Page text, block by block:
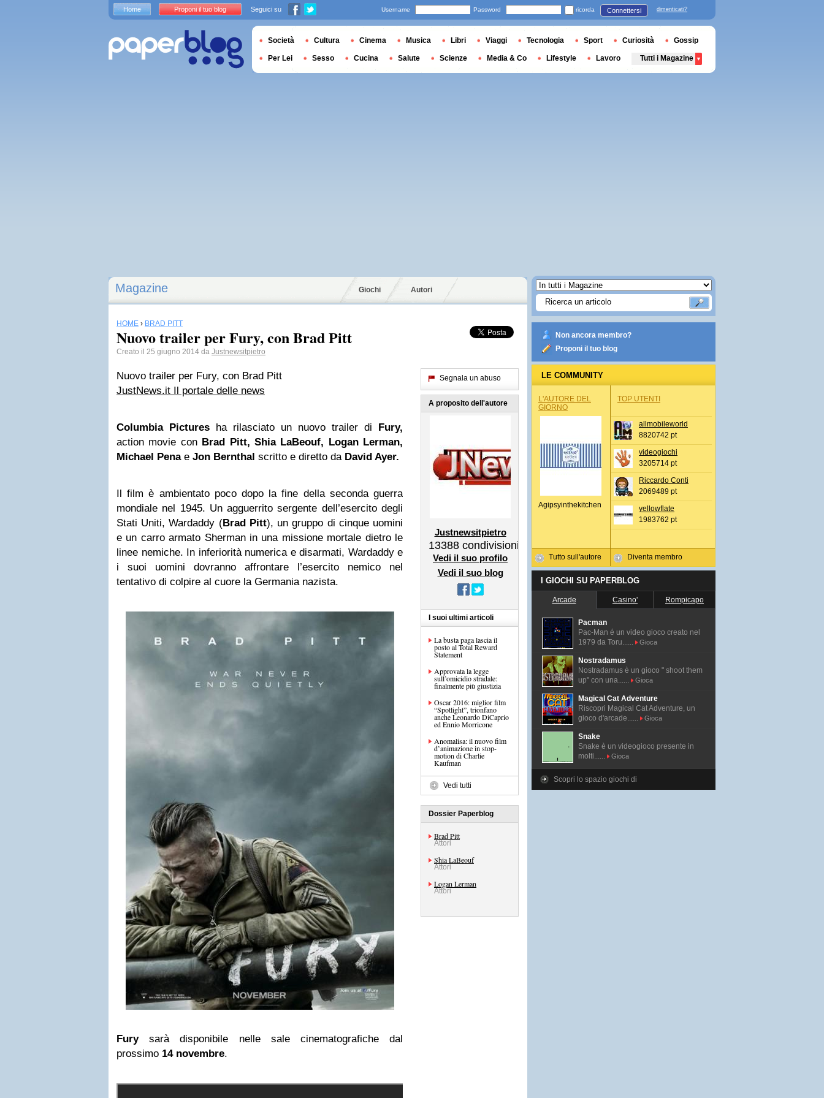
Magazine Giochi Autori
HOME › BRAD PITT
Nuovo trailer per Fury, con Brad Pitt
Creato il 25 giugno 2014 da Justnewsitpietro
Nuovo trailer per Fury, con Brad Pitt
JustNews.it Il portale delle news
Columbia Pictures ha rilasciato un nuovo trailer di Fury,
action movie con Brad Pitt, Shia LaBeouf, Logan Lerman,
Michael Pena e Jon Bernthal scritto e diretto daDavid Ayer.
Il film è ambientato poco dopo la fine della seconda guerra
mondiale nel 1945. Un agguerrito sergente dell’esercito degli
Stati Uniti, Wardaddy (Brad Pitt), un gruppo di cinque uomini
e un carro armato Sherman in una missione mortale dietro le
linee nemiche. In inferiorità numerica e disarmati, Wardaddy e
i suoi uomini dovranno affrontare l’esercito nemico nel
tentativo di colpire al cuore la Germania nazista.
Furysarà disponibile nelle sale cinematografiche dal
prossimo 14 novembre.
Segnala un abuso
A proposito dell'autore
Justnewsitpietro
13388 condivisioni
Vedi il suo profilo
Vedi il suo blog
I suoi ultimi articoli
La busta paga lascia il
posto al Total Reward
Statement
Approvata la legge
sull’omicidio stradale:
finalmente più giustizia
Oscar 2016: miglior film
“Spotlight”, trionfano
anche Leonardo DiCaprio
ed Ennio Morricone
Anomalisa: il nuovo film
d’animazione in stop-
motion di Charlie
Kaufman
Vedi tutti
Dossier Paperblog
Brad Pitt
Attori
Shia LaBeouf
Attori
Logan Lerman
Attori
Non ancora membro?
Proponi il tuo blog
LE COMMUNITY
L'AUTORE DEL
GIORNO
Agipsyinthekitchen
Tutto sull'autore
TOP UTENTI
allmobileworld
8820742 pt
videogiochi
3205714 pt
Riccardo Conti
2069489 pt
yellowflate
1983762 pt
Diventa membro
I GIOCHI SU PAPERBLOG
Arcade Casino' Rompicapo
Pacman
Pac-Man é un video gioco creato nel
1979 da Toru......
Gioca
Nostradamus
Nostradamus è un gioco " shoot them
up" con una......
Gioca
Magical Cat Adventure
Riscopri Magical Cat Adventure, un
gioco d'arcade......
Gioca
Snake
Snake è un videogioco presente in
molti......
Gioca
Scopri lo spazio giochi di
Home Proponi il tuo blog Seguici su Username Password ricorda Connettersi dimenticati?
Società Cultura Cinema Musica Libri Viaggi Tecnologia Sport Curiosità Gossip
Per Lei Sesso Cucina Salute Scienze Media & Co Lifestyle Lavoro Tutti i Magazine